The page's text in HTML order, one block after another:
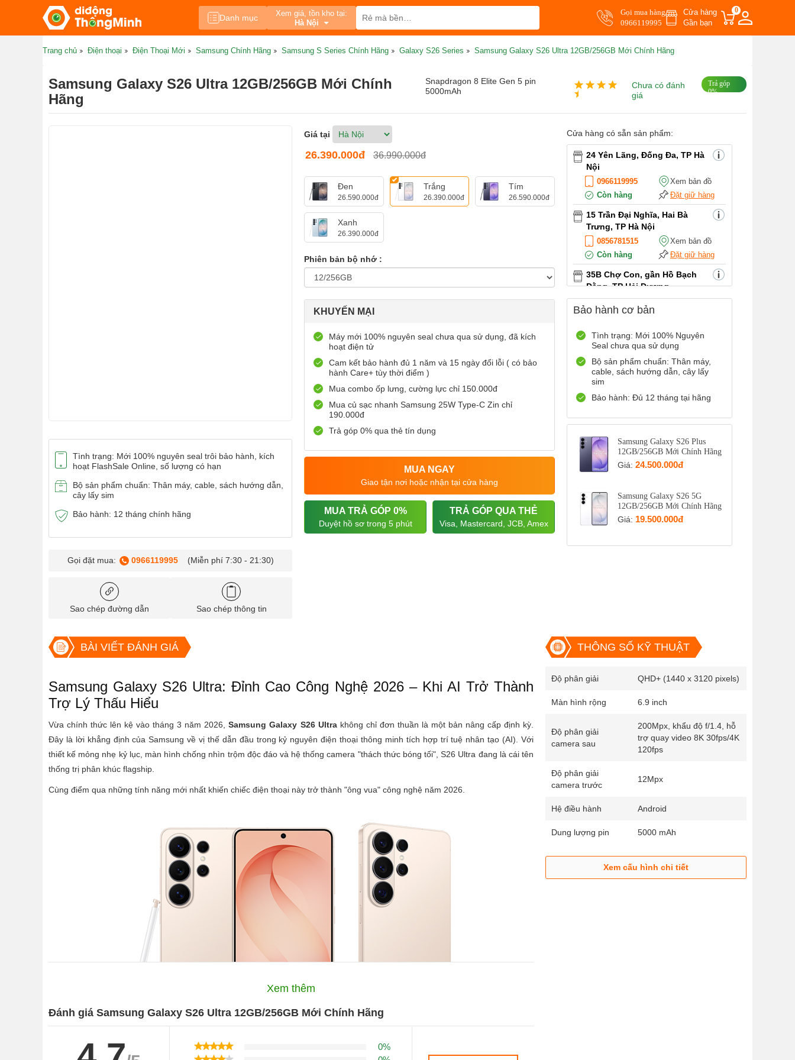
Danh mục
Xem giá, tồn kho tại:
Hà Nội
Gọi mua hàng
0966119995
Cửa hàng
Gần bạn
0
Trang chủ Điện thoại Điện Thoại Mới Samsung Chính Hãng Samsung S Series Chính Hãng Galaxy S26 Series Samsung Galaxy S26 Ultra 12GB/256GB Mới Chính Hãng
Samsung Galaxy S26 Ultra 12GB/256GB Mới Chính
Hãng
Snapdragon 8 Elite Gen 5 pin
5000mAh
Chưa có đánh
giá
Trả góp
0%
Tình trạng: Mới 100% nguyên seal trôi bảo hành, kích
hoạt FlashSale Online, số lượng có hạn
Bộ sản phẩm chuẩn: Thân máy, cable, sách hướng dẫn,
cây lấy sim
Bảo hành: 12 tháng chính hãng
Gọi đặt mua: 0966119995 (Miễn phí 7:30 - 21:30)
Sao chép đường dẫn Sao chép thông tin
Giá tại
26.390.000đ 36.990.000đ
Đen
26.590.000đ
Trắng
26.390.000đ
Tím
26.590.000đ
Xanh
26.390.000đ
Phiên bản bộ nhớ :
KHUYẾN MẠI
Máy mới 100% nguyên seal chưa qua sử dụng, đã kích
hoạt điện tử
Cam kết bảo hành đủ 1 năm và 15 ngày đổi lỗi ( có bảo
hành Care+ tùy thời điểm )
Mua combo ốp lưng, cường lực chỉ 150.000đ
Mua củ sạc nhanh Samsung 25W Type-C Zin chỉ
190.000đ
Trả góp 0% qua thẻ tín dụng
MUA NGAY
Giao tận nơi hoặc nhận tại cửa hàng
MUA TRẢ GÓP 0%
Duyệt hồ sơ trong 5 phút
TRẢ GÓP QUA THẺ
Visa, Mastercard, JCB, Amex
Cửa hàng có sẵn sản phẩm:
24 Yên Lãng, Đống Đa, TP Hà
Nội
0966119995
Xem bản đồ
Còn hàng
Đặt giữ hàng
15 Trần Đại Nghĩa, Hai Bà
Trưng, TP Hà Nội
0856781515
Xem bản đồ
Còn hàng
Đặt giữ hàng
35B Chợ Con, gần Hồ Bạch
Đằng, TP Hải Dương
0899965566
Xem bản đồ
Còn hàng
12 Điện Biên Phủ, TP Hải
Phòng
0916551212
Xem bản đồ
Còn hàng
Đặt giữ hàng
Số 72 Trần Thành Ngọ,TP Hải
0888667272
Xem bản đồ
699 Lê Hồng Phong , Quận 10,
TP Hồ Chí Minh
Còn hàng
Đặt giữ hàng
Bảo hành cơ bản
Tình trạng: Mới 100% Nguyên
Seal chưa qua sử dụng
Bộ sản phẩm chuẩn: Thân máy,
cable, sách hướng dẫn, cây lấy
sim
Bảo hành: Đủ 12 tháng tại hãng
Samsung Galaxy S26 Plus
12GB/256GB Mới Chính Hãng
Giá: 24.500.000đ
Samsung Galaxy S26 5G
12GB/256GB Mới Chính Hãng
Giá: 19.500.000đ
BÀI VIẾT ĐÁNH GIÁ
Samsung Galaxy S26 Ultra: Đỉnh Cao Công Nghệ 2026 – Khi AI Trở Thành
Trợ Lý Thấu Hiểu
Vừa chính thức lên kệ vào tháng 3 năm 2026,Samsung Galaxy S26 Ultrakhông chỉ đơn thuần là một bản nâng cấp định kỳ.
Đây là lời khẳng định của Samsung về vị thế dẫn đầu trong kỷ nguyên điện thoại thông minh tích hợp trí tuệ nhân tạo (AI). Với
thiết kế mỏng nhẹ kỷ lục, màn hình chống nhìn trộm độc đáo và hệ thống camera "thách thức bóng tối", S26 Ultra đang là cái tên
thống trị phân khúc flagship.
Cùng điểm qua những tính năng mới nhất khiến chiếc điện thoại này trở thành "ông vua" công nghệ năm 2026.
Xem thêm
Đánh giá Samsung Galaxy S26 Ultra 12GB/256GB Mới Chính Hãng
0%
THÔNG SỐ KỸ THUẬT
Độ phân giải QHD+ (1440 x 3120 pixels)
Màn hình rộng 6.9 inch
Độ phân giải
camera sau
200Mpx, khẩu độ f/1.4, hỗ
trợ quay video 8K 30fps/4K
120fps
Độ phân giải
camera trước
12Mpx
Hệ điều hành Android
Dung lượng pin 5000 mAh
Xem cấu hình chi tiết